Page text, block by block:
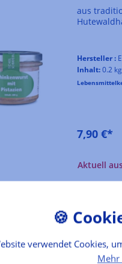
aus
Hersteller :
Inhalt:0.2
7,90 €*
Aktuell
ein
Rezept
verwendet Cookies,
Mehr